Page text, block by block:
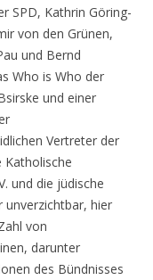
SPD, Kathrin Göring-
von den Grünen,
und Bernd
Who is Who der
und einer
Vertreter der
Katholische
und die jüdische
unverzichtbar, hier
von
darunter
des Bündnisses